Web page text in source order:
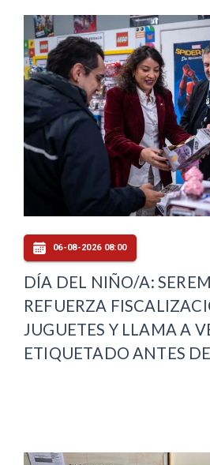
06-08-2026 08:00
DÍA DEL NIÑO/A:
REFUERZA
JUGUETES Y LLAMA A
ETIQUETADO ANTES